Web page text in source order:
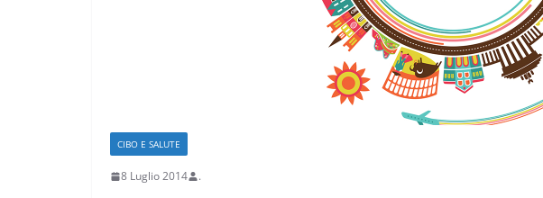
CIBO E SALUTE
8 Luglio 2014 .
Nelle vacanze 2026 la
voglia di tornare “Al mio
paese”
4 Agosto 2026